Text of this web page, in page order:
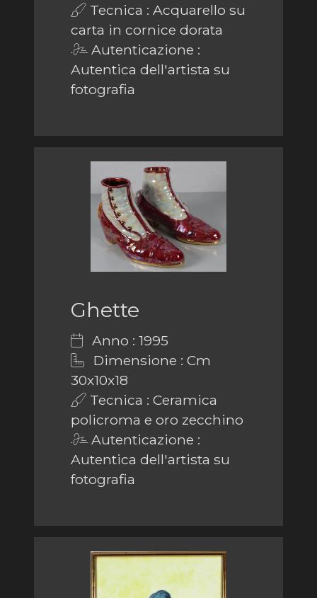
Tecnica : Acquarello su
carta in cornice dorata
Autenticazione :
Autentica dell'artista su
fotografia
Ghette
Anno : 1995
Dimensione : Cm
30x10x18
Tecnica : Ceramica
policroma e oro zecchino
Autenticazione :
Autentica dell'artista su
fotografia